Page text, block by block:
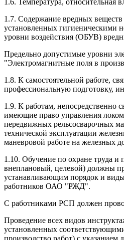
1.6. Температура,
1.7. Содержание вредных
установленных гигиеническими
уровни воздействия (ОБУВ)
Предельно допустимые уровни
"Электромагнитные поля в
1.8. К самостоятельной работе,
профессиональную подготовку,
1.9. К работам, непосредственно
имеющие право управления
передвижных рельсосварочных
технической эксплуатации
маневровой работе на железных
1.10. Обучение по охране труда
внеплановый, целевой) должны
устанавливающим порядок и
работников ОАО "РЖД".
С работниками РСП должен
Проведение всех видов
установленных